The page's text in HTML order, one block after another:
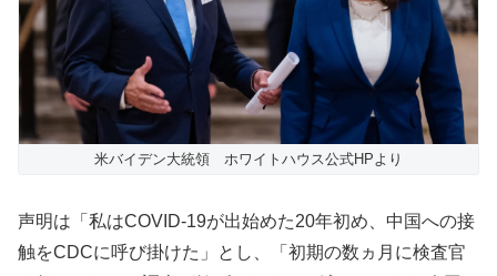
米バイデン大統領 ホワイトハウス公式HPより
声明は「私はCOVID-19が出始めた20年初め、中国への接
触をCDCに呼び掛けた」とし、「初期の数ヵ月に検査官